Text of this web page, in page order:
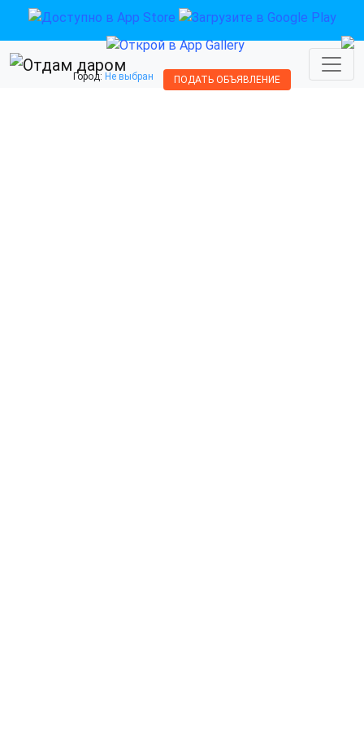
Город: Не выбран ПОДАТЬ ОБЪЯВЛЕНИЕ